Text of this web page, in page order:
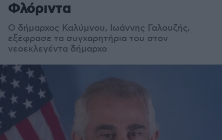
Φλόριντα
Ο δήμαρχος Καλύμνου, Ιωάννης Γαλουζής,
εξέφρασε τα συγχαρητήρια του στον
νεοεκλεγέντα δήμαρχο